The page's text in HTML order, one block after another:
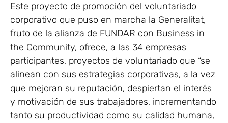
Este proyecto de promoción del voluntariado
corporativo que puso en marcha la Generalitat,
fruto de la alianza de FUNDAR con Business in
the Community, ofrece, a las 34 empresas
participantes, proyectos de voluntariado que “se
alinean con sus estrategias corporativas, a la vez
que mejoran su reputación, despiertan el interés
y motivación de sus trabajadores, incrementando
tanto su productividad como su calidad humana,